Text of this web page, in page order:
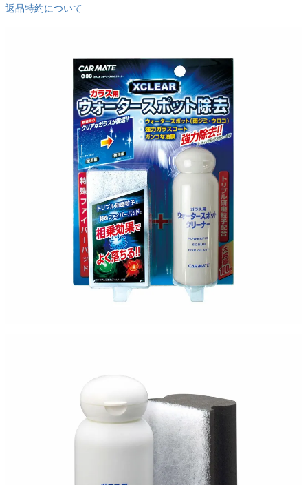
返品特約について